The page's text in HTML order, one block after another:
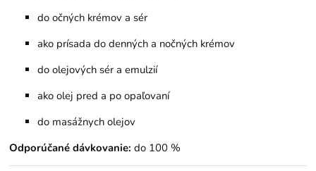
do očných krémov a sér
ako prísada do denných a nočných krémov
do olejových sér a emulzií
ako olej pred a po opaľovaní
do masážnych olejov
Odporúčané dávkovanie: do 100 %